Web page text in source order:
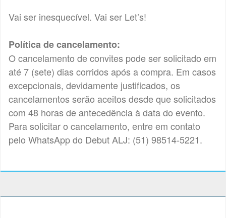
Vai ser inesquecível. Vai ser Let’s!
Política de cancelamento:
O cancelamento de convites pode ser solicitado em
até 7 (sete) dias corridos após a compra. Em casos
excepcionais, devidamente justificados, os
cancelamentos serão aceitos desde que solicitados
com 48 horas de antecedência à data do evento.
Para solicitar o cancelamento, entre em contato
pelo WhatsApp do Debut ALJ: (51) 98514-5221.